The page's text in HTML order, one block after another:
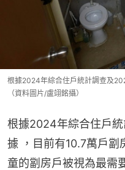
根據2024年綜合住戶統計調查及
（資料圖片/盧翊銘攝）
根據2024年綜合住戶
據 ，目前有10.7萬戶劏
童的劏房戶被視為最需